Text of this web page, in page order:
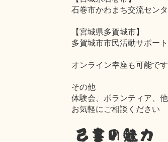
石巻市かわまち交流セン
【宮城県多賀城市】
多賀城市市民活動サポー
オンライン幸座も可能です
その他
体験会、ボランティア、他
お気軽にご相談ください
己書の魅力